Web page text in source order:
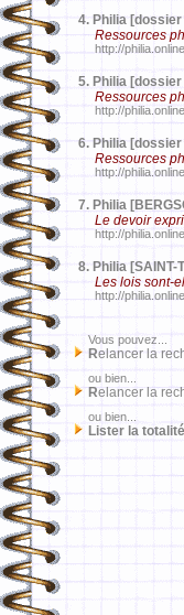
4. Philia
Ressources
http://
5. Philia
Ressources
http://
6. Philia
Ressources
http://
7. Philia
Le devoir
http://
8. Philia
Les lois sont-
http://
Vous pouvez...
Relancer la
ou bien...
Relancer la
ou bien...
Lister la